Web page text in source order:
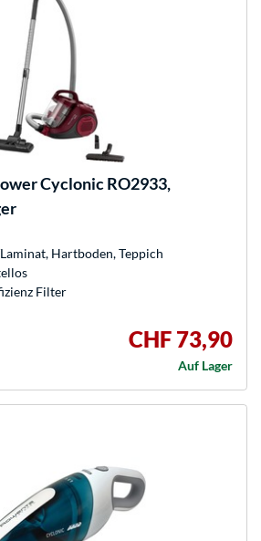
Cyclonic RO2933,
Hartboden, Teppich
Filter
CHF 73,90
Auf Lager